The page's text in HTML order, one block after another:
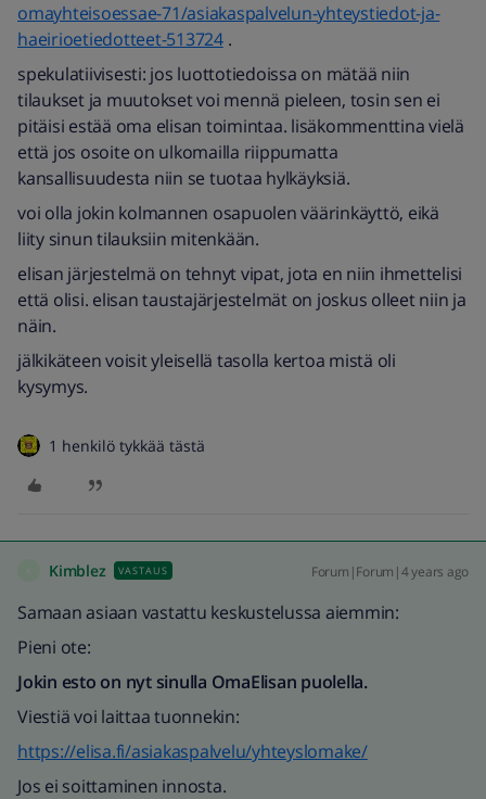
omayhteisoessae-71/asiakaspalvelun-yhteystiedot-ja-
haeirioetiedotteet-513724.
spekulatiivisesti: jos luottotiedoissa on mätää niin
tilaukset ja muutokset voi mennä pieleen, tosin sen ei
pitäisi estää oma elisan toimintaa. lisäkommenttina vielä
että jos osoite on ulkomailla riippumatta
kansallisuudesta niin se tuotaa hylkäyksiä.
voi olla jokin kolmannen osapuolen väärinkäyttö, eikä
liity sinun tilauksiin mitenkään.
elisan järjestelmä on tehnyt vipat, jota en niin ihmettelisi
että olisi. elisan taustajärjestelmät on joskus olleet niin ja
näin.
jälkikäteen voisit yleisellä tasolla kertoa mistä oli
kysymys.
1 henkilö tykkää tästä
Kimblez VASTAUS Forum|Forum|4 years ago
Samaan asiaan vastattu keskustelussa aiemmin:
Pieni ote:
Jokin esto on nyt sinulla OmaElisan puolella.
Viestiä voi laittaa tuonnekin:
https://elisa.fi/asiakaspalvelu/yhteyslomake/
Jos ei soittaminen innosta.